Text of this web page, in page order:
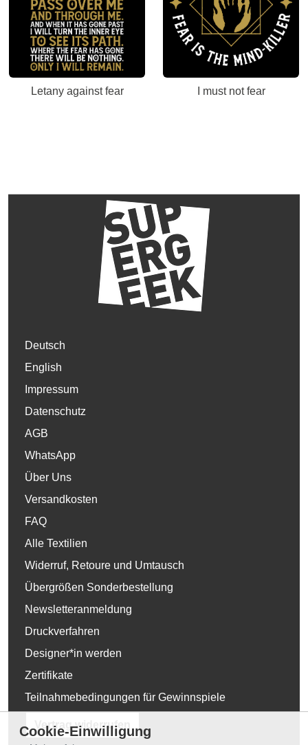
Letany against fear I must not fear
Deutsch
English
Impressum
Datenschutz
AGB
WhatsApp
Über Uns
Versandkosten
FAQ
Alle Textilien
Widerruf, Retoure und Umtausch
Übergrößen Sonderbestellung
Newsletteranmeldung
Druckverfahren
Designer*in werden
Zertifikate
Teilnahmebedingungen für Gewinnspiele
Vertrag widerrufen
Cookie-Einwilligung